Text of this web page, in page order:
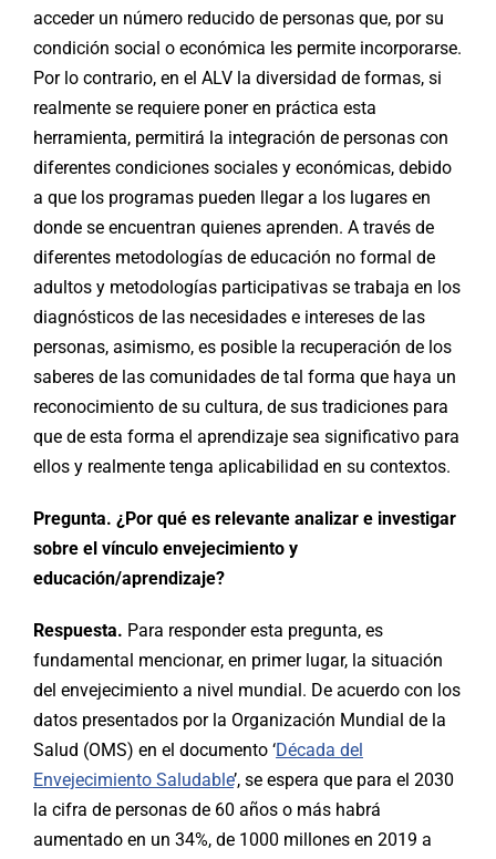
acceder un número reducido de personas que, por su
condición social o económica les permite incorporarse.
Por lo contrario, en el ALV la diversidad de formas, si
realmente se requiere poner en práctica esta
herramienta, permitirá la integración de personas con
diferentes condiciones sociales y económicas, debido
a que los programas pueden llegar a los lugares en
donde se encuentran quienes aprenden. A través de
diferentes metodologías de educación no formal de
adultos y metodologías participativas se trabaja en los
diagnósticos de las necesidades e intereses de las
personas, asimismo, es posible la recuperación de los
saberes de las comunidades de tal forma que haya un
reconocimiento de su cultura, de sus tradiciones para
que de esta forma el aprendizaje sea significativo para
ellos y realmente tenga aplicabilidad en su contextos.
Pregunta. ¿Por qué es relevante analizar e investigar
sobre el vínculo envejecimiento y
educación/aprendizaje?
Respuesta. Para responder esta pregunta, es
fundamental mencionar, en primer lugar, la situación
del envejecimiento a nivel mundial. De acuerdo con los
datos presentados por la Organización Mundial de la
Salud (OMS) en el documento ‘Década del
Envejecimiento Saludable’, se espera que para el 2030
la cifra de personas de 60 años o más habrá
aumentado en un 34%, de 1000 millones en 2019 a